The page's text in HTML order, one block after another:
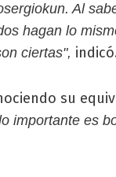
Al
hagan lo
ciertas",
su
importante es